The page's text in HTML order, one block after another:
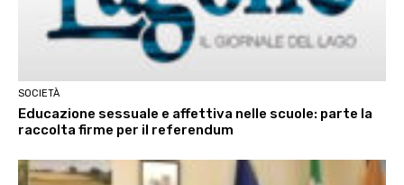
SOCIETÀ
Educazione sessuale e affettiva nelle scuole: parte la
raccolta firme per il referendum